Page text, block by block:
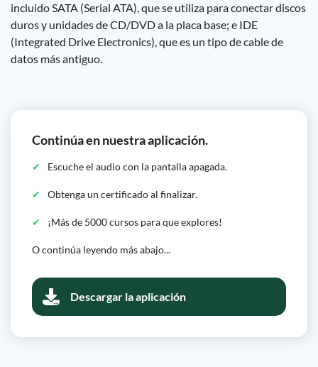
incluido SATA (Serial ATA), que se utiliza para conectar discos
duros y unidades de CD/DVD a la placa base; e IDE
(Integrated Drive Electronics), que es un tipo de cable de
datos más antiguo.
Continúa en nuestra aplicación.
Escuche el audio con la pantalla apagada.
Obtenga un certificado al finalizar.
¡Más de 5000 cursos para que explores!
O continúa leyendo más abajo...
Descargar la aplicación